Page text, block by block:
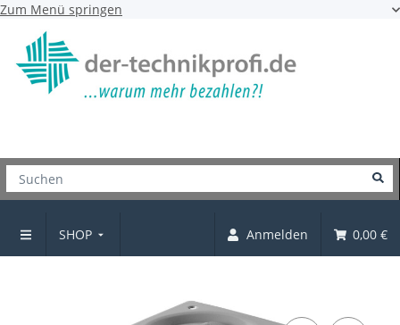
Zum Menü springen
SHOP Anmelden 0,00 €
Möbelfüße